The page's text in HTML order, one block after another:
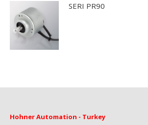
SERI PR90
Hohner Automation - Turkey